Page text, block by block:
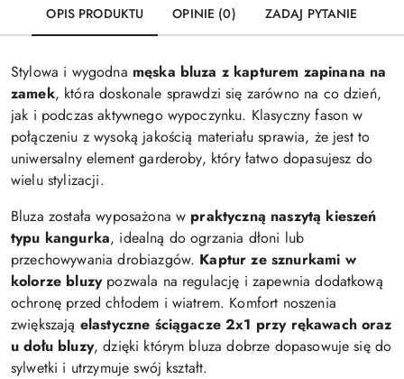
OPIS PRODUKTU OPINIE (0) ZADAJ PYTANIE
Stylowa i wygodna męska bluza z kapturem zapinana na
zamek, która doskonale sprawdzi się zarówno na co dzień,
jak i podczas aktywnego wypoczynku. Klasyczny fason w
połączeniu z wysoką jakością materiału sprawia, że jest to
uniwersalny element garderoby, który łatwo dopasujesz do
wielu stylizacji.
Bluza została wyposażona w praktyczną naszytą kieszeń
typu kangurka, idealną do ogrzania dłoni lub
przechowywania drobiazgów. Kaptur ze sznurkami w
kolorze bluzypozwala na regulację i zapewnia dodatkową
ochronę przed chłodem i wiatrem. Komfort noszenia
zwiększają elastyczne ściągacze 2x1 przy rękawach oraz
u dołu bluzy, dzięki którym bluza dobrze dopasowuje się do
sylwetki i utrzymuje swój kształt.